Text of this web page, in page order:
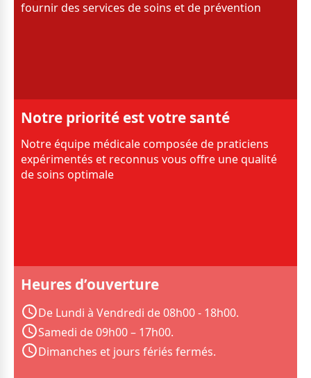
fournir des services de soins et de prévention
Notre priorité est votre santé
Notre équipe médicale composée de praticiens
expérimentés et reconnus vous offre une qualité
de soins optimale
Heures d’ouverture
De Lundi à Vendredi de 08h00 - 18h00.
Samedi de 09h00 – 17h00.
Dimanches et jours fériés fermés.